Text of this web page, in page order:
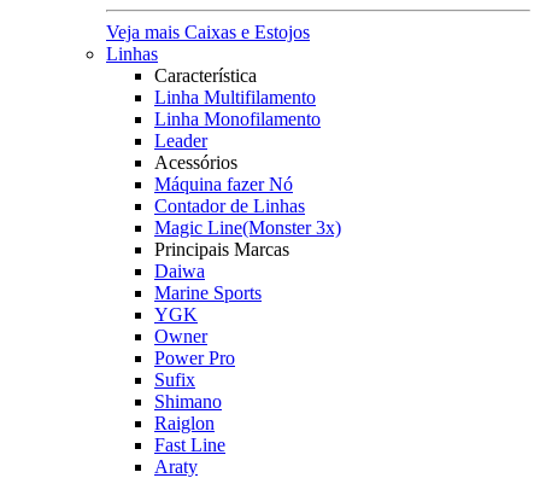
Veja mais Caixas e Estojos
Linhas
Característica
Linha Multifilamento
Linha Monofilamento
Leader
Acessórios
Máquina fazer Nó
Contador de Linhas
Magic Line(Monster 3x)
Principais Marcas
Daiwa
Marine Sports
YGK
Owner
Power Pro
Sufix
Shimano
Raiglon
Fast Line
Araty